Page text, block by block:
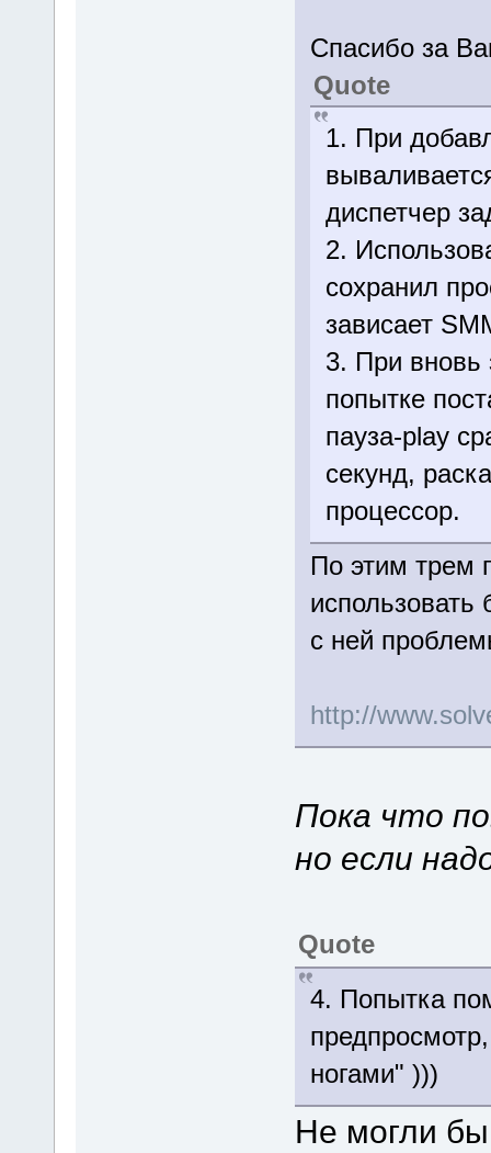
Спасибо за
Quote
1. При
диспетчер
2.
сохранил
зависает
3. При вновь
попытке
пауза-play
секунд,
процессор.
По этим трем
с ней
http://
Пока что
но если
Quote
4. Попытка
ногами" )))
Не могли